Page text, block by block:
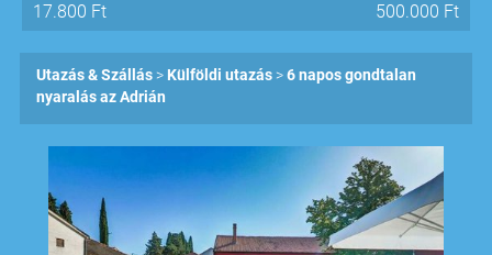
17.800 Ft 500.000 Ft
Utazás & Szállás Külföldi utazás
6 napos gondtalan
nyaralás az Adrián